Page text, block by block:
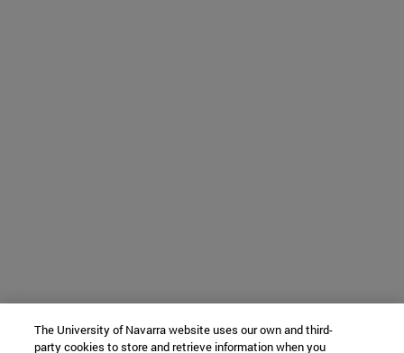
The University of Navarra website uses our own and third-
party cookies to store and retrieve information when you